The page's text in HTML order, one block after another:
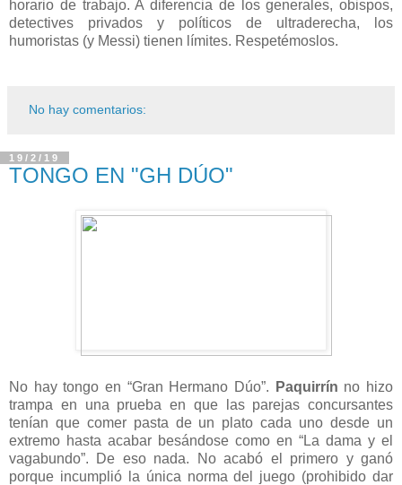
horario de trabajo. A diferencia de los generales, obispos,
detectives privados y políticos de ultraderecha, los
humoristas (y Messi) tienen límites. Respetémoslos.
No hay comentarios:
19/2/19
TONGO EN "GH DÚO"
No hay tongo en “Gran Hermano Dúo”. Paquirrín no hizo
trampa en una prueba en que las parejas concursantes
tenían que comer pasta de un plato cada uno desde un
extremo hasta acabar besándose como en “La dama y el
vagabundo”. De eso nada. No acabó el primero y ganó
porque incumplió la única norma del juego (prohibido dar